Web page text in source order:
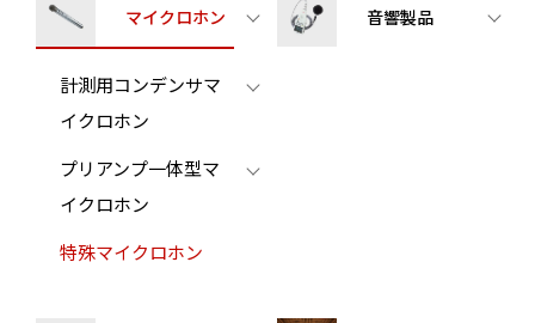
マイクロホン
計測用コンデンサマ
イクロホン
プリアンプ一体型マ
イクロホン
特殊マイクロホン
音響製品